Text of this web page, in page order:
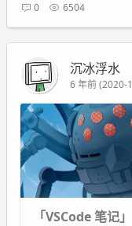
0 6504
沉冰浮水
6 年前 (2020-
「VSCode 笔